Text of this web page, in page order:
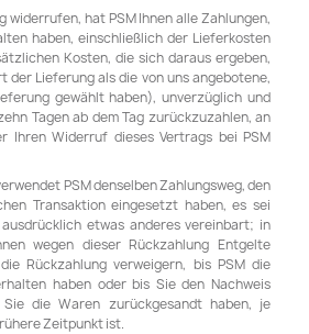
widerrufen, hat PSM Ihnen alle Zahlungen,
haben, einschließlich der Lieferkosten
Kosten, die sich daraus ergeben,
der Lieferung als die von uns angebotene,
gewählt haben), unverzüglich und
Tagen ab dem Tag zurückzuzahlen, an
Ihren Widerruf dieses Vertrags bei PSM
PSM denselben Zahlungsweg, den
Transaktion eingesetzt haben, es sei
etwas anderes vereinbart; in
wegen dieser Rückzahlung Entgelte
Rückzahlung verweigern, bis PSM die
haben oder bis Sie den Nachweis
die Waren zurückgesandt haben, je
Zeitpunkt ist.